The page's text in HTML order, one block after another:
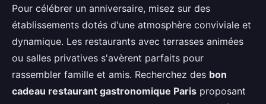
Pour célébrer un anniversaire, misez sur des
établissements dotés d'une atmosphère conviviale et
dynamique. Les restaurants avec terrasses animées
ou salles privatives s'avèrent parfaits pour
rassembler famille et amis. Recherchez des bon
cadeau restaurant gastronomique Paris proposant